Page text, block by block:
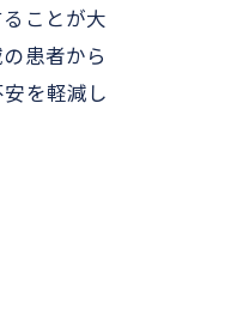
ことが大
患者から
を軽減し